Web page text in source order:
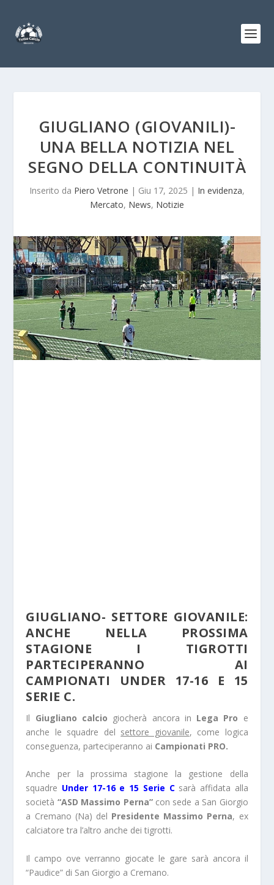
GIUGLIANO (GIOVANILI)-
UNA BELLA NOTIZIA NEL
SEGNO DELLA CONTINUITÀ
Inserito da Piero Vetrone | Giu 17, 2025 | In evidenza,
Mercato, News, Notizie
GIUGLIANO- SETTORE GIOVANILE:
ANCHE NELLA PROSSIMA
STAGIONE I TIGROTTI
PARTECIPERANNO AI
CAMPIONATI UNDER 17-16 E 15
SERIE C.
Il Giugliano calcio giocherà ancora in Lega Pro e
anche le squadre del settore giovanile, come logica
conseguenza, parteciperanno ai Campionati PRO.
Anche per la prossima stagione la gestione della
squadre Under 17-16 e 15 Serie C sarà affidata alla
società “ASD Massimo Perna”con sede a San Giorgio
a Cremano (Na) del Presidente Massimo Perna, ex
calciatore tra l’altro anche dei tigrotti.
Il campo ove verranno giocate le gare sarà ancora il
“Paudice” di San Giorgio a Cremano.